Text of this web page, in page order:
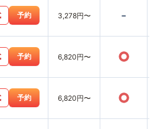
予約 3,278円〜 -
予約 6,820円〜 ○
予約 6,820円〜 ○